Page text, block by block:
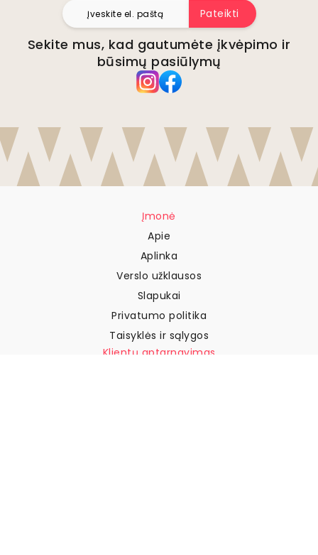
Pateikti
Sekite mus, kad gautumėte įkvėpimo ir
būsimų pasiūlymų
Įmonė
Apie
Aplinka
Verslo užklausos
Slapukai
Privatumo politika
Taisyklės ir sąlygos
Klientų aptarnavimas